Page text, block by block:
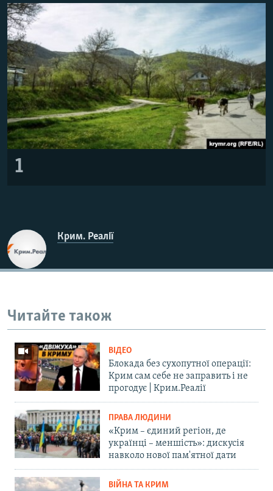
ВІДЕОУРОКИ «ELIFBE»
СВІДЧЕННЯ ОКУПАЦІЇ
УКРАЇНСЬКА ПРОБЛЕМА КРИМУ
ІНФОГРАФІКА
Русский
Qırımtatar
ДОЛУЧАЙСЯ!
Усі сайти RFE/RL
1
Крим. Реалії
Читайте також
ВІДЕО
Блокада без сухопутної операції:
Крим сам себе не заправить і не
прогодує | Крим.Реалії
ПРАВА ЛЮДИНИ
«Крим – єдиний регіон, де
українці – меншість»: дискусія
навколо нової пам'ятної дати
ВІЙНА ТА КРИМ